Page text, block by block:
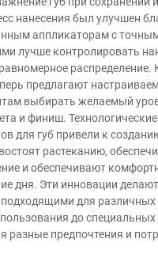
нанесения был улучшен
аппликаторам с
лучше контролировать
распределение.
предлагают
выбирать желаемый
и финиш.
для губ привели к
растеканию,
и обеспечивают
дня. Эти инновации
подходящими для различных
до
разные предпочтения и